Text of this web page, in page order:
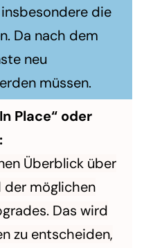
die
Da nach dem
neu
müssen.
Place“ oder
Überblick über
der möglichen
Das wird
zu entscheiden,